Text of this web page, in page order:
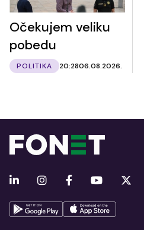
Očekujem veliku
pobedu
POLITIKA 20:2806.08.2026.